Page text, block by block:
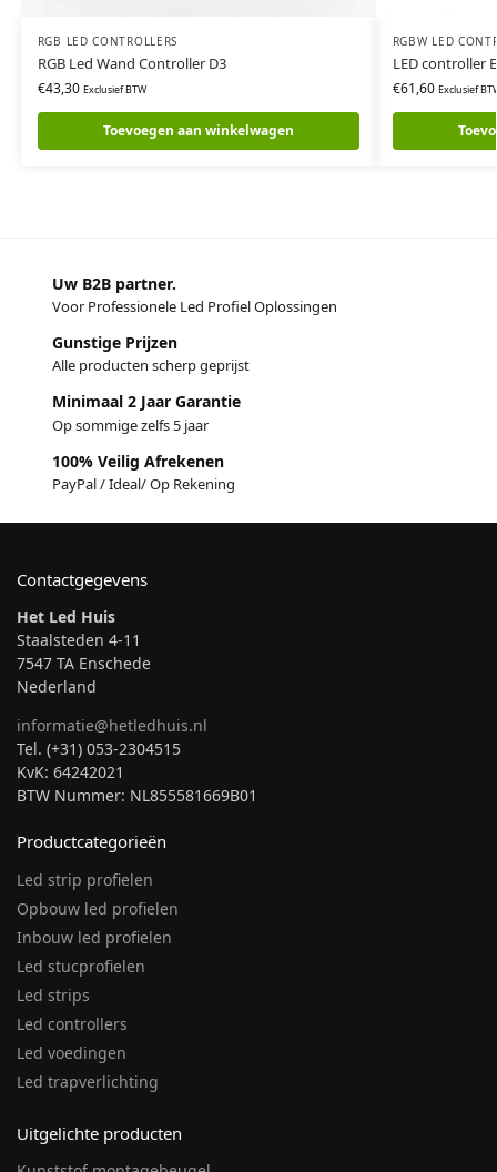
RGB LED CONTROLLERS
RGB Led Wand Controller D3
€43,30 Exclusief BTW
Toevoegen aan winkelwagen
RGBW LED
LED controller
€61,60 Exclusief
Uw B2B partner.
Voor Professionele Led Profiel Oplossingen
Gunstige Prijzen
Alle producten scherp geprijst
Minimaal 2 Jaar Garantie
Op sommige zelfs 5 jaar
100% Veilig Afrekenen
PayPal / Ideal/ Op Rekening
Contactgegevens
Het Led Huis
Staalsteden 4-11
7547 TA Enschede
Nederland
informatie@hetledhuis.nl
Tel. (+31) 053-2304515
KvK: 64242021
BTW Nummer: NL855581669B01
Productcategorieën
Led strip profielen
Opbouw led profielen
Inbouw led profielen
Led stucprofielen
Led strips
Led controllers
Led voedingen
Led trapverlichting
Uitgelichte producten